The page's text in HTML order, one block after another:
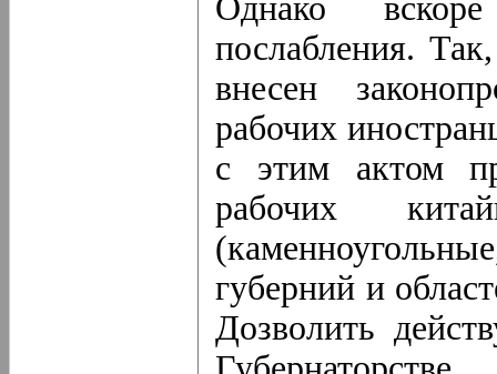
Однако
послабления.
внесен
рабочих
с этим актом
рабочих
губерний и
Дозволить